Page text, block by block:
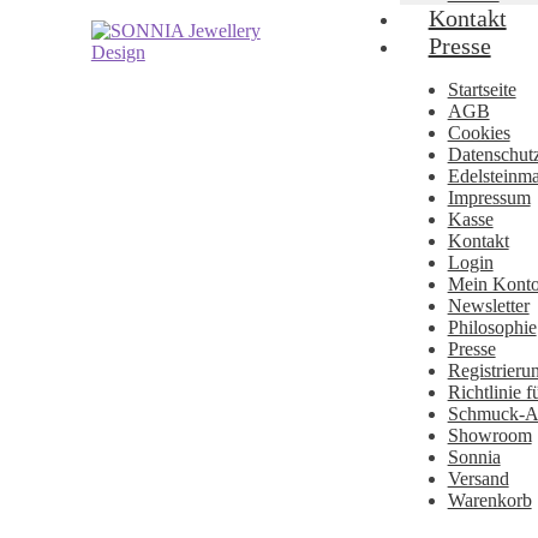
Zur
Navigation
Zum
Inhalt
Kontakt
Presse
Startseite
AGB
Cookies
Impressum
Kasse
Kontakt
Login
Mein
Newsletter
Philosophie
Presse
Richtlinie
Schmuck-
Showroom
Sonnia
Versand
Warenkorb